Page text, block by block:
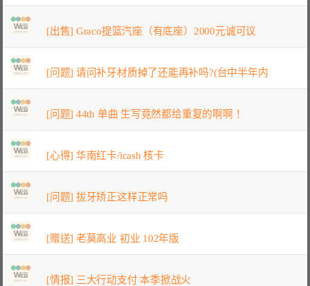
[出售] Graco提篮汽座（有底座）2000元诚可议
[问题] 请问补牙材质掉了还能再补吗?(台中半年内
[问题] 44th 单曲 生写竟然都给重复的啊啊！
[心得] 华南红卡/icash 核卡
[问题] 拔牙矫正这样正常吗
[赠送] 老莫高业 初业 102年版
[情报] 三大行动支付 本季掀战火